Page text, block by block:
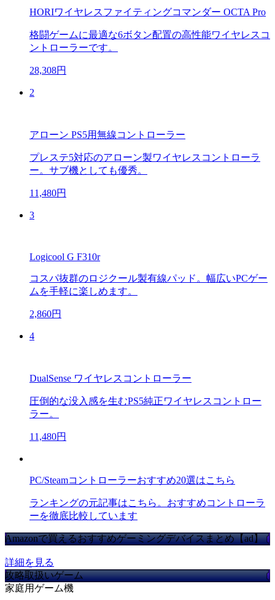
HORIワイヤレスファイティングコマンダー OCTA Pro
格闘ゲームに最適な6ボタン配置の高性能ワイヤレスコ
ントローラーです。
28,308円
2
アローン PS5用無線コントローラー
プレステ5対応のアローン製ワイヤレスコントローラ
ー。サブ機としても優秀。
11,480円
3
Logicool G F310r
コスパ抜群のロジクール製有線パッド。幅広いPCゲー
ムを手軽に楽しめます。
2,860円
4
DualSense ワイヤレスコントローラー
圧倒的な没入感を生むPS5純正ワイヤレスコントロー
ラー。
11,480円
PC/Steamコントローラーおすすめ20選はこちら
ランキングの元記事はこちら。おすすめコントローラ
ーを徹底比較しています
Amazonで買えるおすすめゲーミングデバイスまとめ【ad】
詳細を見る
攻略取扱いゲーム
家庭用ゲーム機